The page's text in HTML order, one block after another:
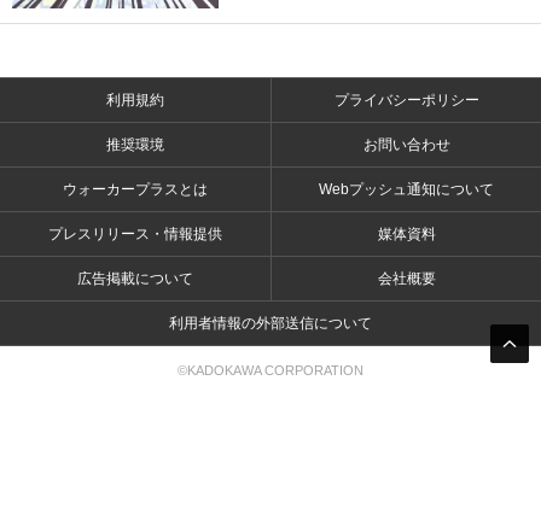
利用規約 プライバシーポリシー
推奨環境 お問い合わせ
ウォーカープラスとは Webプッシュ通知について
プレスリリース・情報提供 媒体資料
広告掲載について 会社概要
利用者情報の外部送信について
©KADOKAWA CORPORATION